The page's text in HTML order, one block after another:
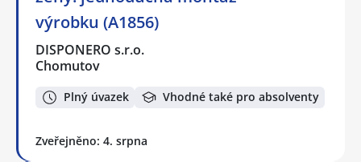
výrobku (A1856)
DISPONERO s.r.o.
Chomutov
Plný úvazek Vhodné také pro absolventy
Zveřejněno: 4. srpna